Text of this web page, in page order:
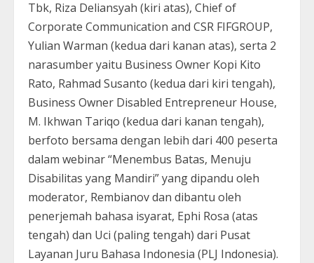
Tbk, Riza Deliansyah (kiri atas), Chief of
Corporate Communication and CSR FIFGROUP,
Yulian Warman (kedua dari kanan atas), serta 2
narasumber yaitu Business Owner Kopi Kito
Rato, Rahmad Susanto (kedua dari kiri tengah),
Business Owner Disabled Entrepreneur House,
M. Ikhwan Tariqo (kedua dari kanan tengah),
berfoto bersama dengan lebih dari 400 peserta
dalam webinar “Menembus Batas, Menuju
Disabilitas yang Mandiri” yang dipandu oleh
moderator, Rembianov dan dibantu oleh
penerjemah bahasa isyarat, Ephi Rosa (atas
tengah) dan Uci (paling tengah) dari Pusat
Layanan Juru Bahasa Indonesia (PLJ Indonesia).